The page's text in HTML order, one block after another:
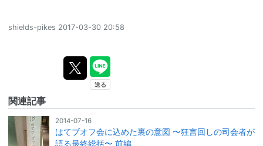
shields-pikes 2017-03-30 20:58
関連記事
2014-07-16
はてブオフ会に込めた裏の意図 〜狂言回しの司会者が
語る最終総括〜 前編